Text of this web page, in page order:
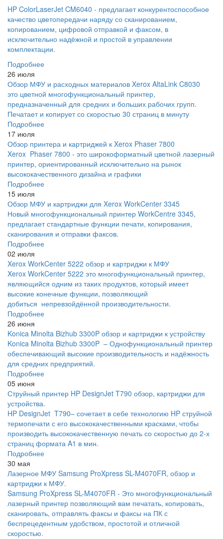
HP ColorLaserJet CM6040 - предлагает конкурентоспособное
качество цветопередачи наряду со сканированием,
копированием, цифровой отправкой и факсом, в
исключительно надёжной и простой в управлении
комплектации.
Подробнее
26 июля
Обзор МФУ и расходных материалов Xerox AltaLink C8030
это цветной многофункциональный принтер,
предназначенный для средних и больших рабочих групп.
Печатает и копирует со скоростью 30 страниц в минуту
Подробнее
17 июля
Обзор принтера и картриджей к Xerox Phaser 7800
Xerox Phaser 7800 - это широкоформатный цветной лазерный
принтер, ориентированный исключительно на рынок
высококачественного дизайна и графики
Подробнее
15 июля
Обзор МФУ и картриджи для Xerox WorkCenter 3345
Новый многофункциональный принтер WorkCentre 3345,
предлагает стандартные функции печати, копирования,
сканирования и отправки факсов.
Подробнее
02 июля
Xerox WorkCenter 5222 обзор и картриджи к МФУ
Xerox WorkCenter 5222 это многофункциональный принтер,
являющийся одним из таких продуктов, который имеет
высокие конечные функции, позволяющий
добиться непревзойдённой производительности.
Подробнее
26 июня
Konica Minolta Bizhub 3300P обзор и картриджи к устройству
Konica Minolta Bizhub 3300P – Однофункциональный принтер
обеспечивающий высокие производительность и надёжность
для средних предприятий.
Подробнее
05 июня
Струйный принтер HP DesignJet T790 обзор, картриджи для
устройства.
HP DesignJet T790– сочетает в себе технологию HP струйной
термопечати с его высококачественными красками, чтобы
производить высококачественную печать со скоростью до 2-х
страниц формата A1 в мин.
Подробнее
30 мая
Лазерное МФУ Samsung ProXpress SL-M4070FR, обзор и
картриджи к МФУ.
Samsung ProXpress SL-M4070FR - Это многофункциональный
лазерный принтер позволяющий вам печатать, копировать,
сканировать, отправлять факсы и факсы на ПК с
беспрецедентным удобством, простотой и отличной
скоростью.